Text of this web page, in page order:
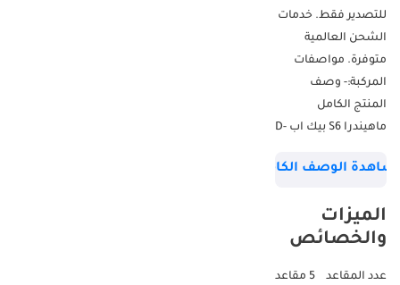
للتصدير فقط. خدمات
الشحن العالمية
متوفرة. مواصفات
المركبة:- وصف
المنتج الكامل
ماهيندرا S6 بيك اب D-
2025 الماركة ماهيندرا
2025 نوع الهيكل بيك
اب نوع القيادة 4WD
الوصف الكامل
الميزات
والخصائص
عدد المقاعد
5 مقاعد